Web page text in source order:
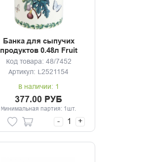
Банка для сыпучих
продуктов 0.48л Fruit
Garden
Код товара: 48/7452
Артикул: L2521154
В наличии: 1
377.00 РУБ
Минимальная партия: 1шт.
- +